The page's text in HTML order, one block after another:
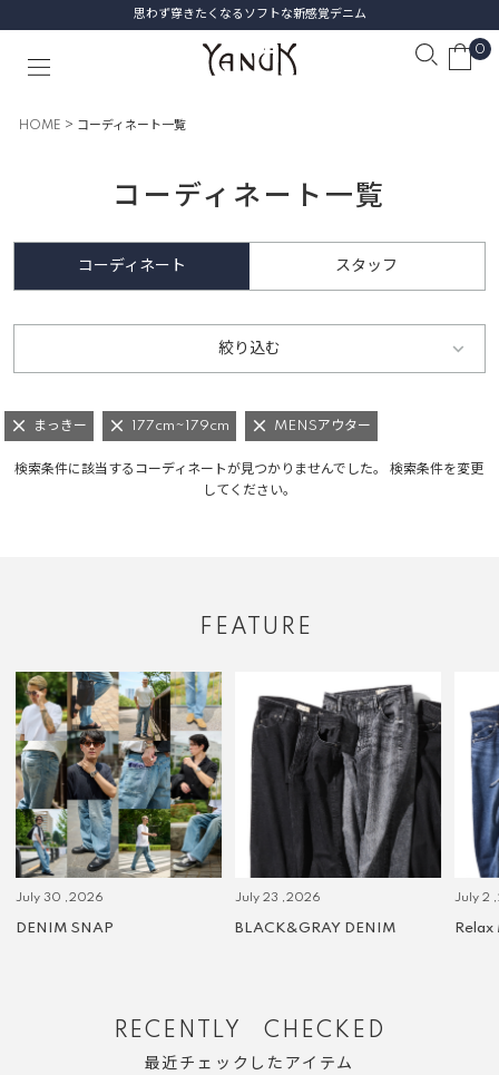
思わず穿きたくなるソフトな新感覚デニム
0
HOME コーディネート一覧
コーディネート一覧
コーディネート スタッフ
絞り込む
まっきー 177cm~179cm MENSアウター
検索条件に該当するコーディネートが見つかりませんでした。 検索条件を変更
してください。
FEATURE
July 30 ,2026
DENIM SNAP
July 23 ,2026
BLACK&GRAY DENIM
July 2
Relax
RECENTLY CHECKED
最近チェックしたアイテム